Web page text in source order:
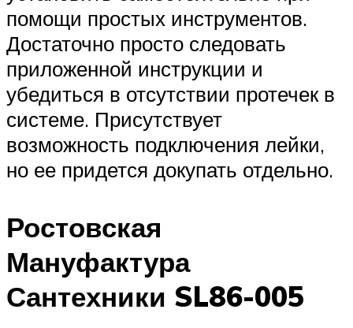
помощи простых инструментов.
Достаточно просто следовать
приложенной инструкции и
убедиться в отсутствии протечек в
системе. Присутствует
возможность подключения лейки,
но ее придется докупать отдельно.
Ростовская
Мануфактура
Сантехники SL86-005